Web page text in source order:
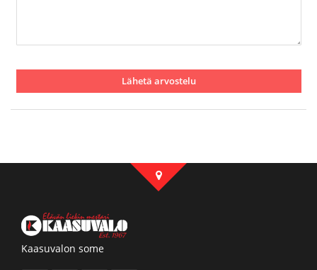
Lähetä arvostelu
Kaasuvalon some